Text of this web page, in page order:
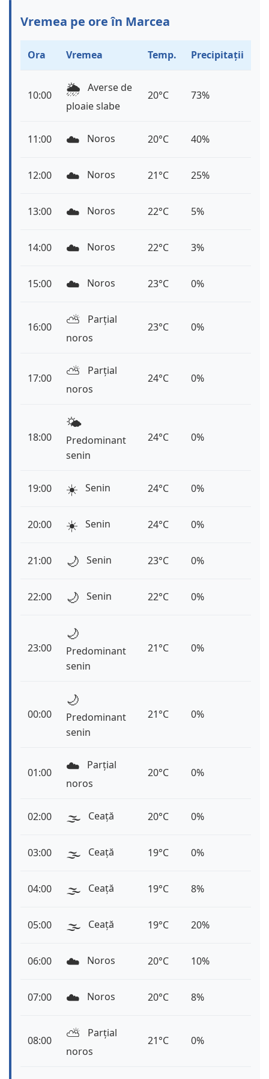
Vremea pe ore în Marcea
Ora Vremea Temp. Precipitații
10:00 🌦️ Averse de
ploaie slabe
20°C 73%
11:00 ☁️ Noros 20°C 40%
12:00 ☁️ Noros 21°C 25%
13:00 ☁️ Noros 22°C 5%
14:00 ☁️ Noros 22°C 3%
15:00 ☁️ Noros 23°C 0%
16:00 ⛅️
Parțial
noros
23°C 0%
17:00 ⛅️
Parțial
noros
24°C 0%
18:00
🌤️
Predominant
senin
24°C 0%
19:00 ☀️ Senin 24°C 0%
20:00 ☀️ Senin 24°C 0%
21:00 🌙 Senin 23°C 0%
22:00 🌙 Senin 22°C 0%
23:00
🌙
Predominant
senin
21°C 0%
00:00
🌙
Predominant
senin
21°C 0%
01:00 ☁️
Parțial
noros
20°C 0%
02:00 🌫️ Ceață 20°C 0%
03:00 🌫️ Ceață 19°C 0%
04:00 🌫️ Ceață 19°C 8%
05:00 🌫️ Ceață 19°C 20%
06:00 ☁️ Noros 20°C 10%
07:00 ☁️ Noros 20°C 8%
08:00 ⛅️
Parțial
noros
21°C 0%